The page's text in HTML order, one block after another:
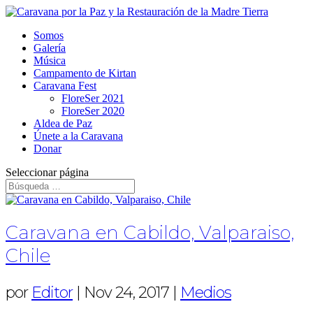
Somos
Galería
Música
Campamento de Kirtan
Caravana Fest
FloreSer 2021
FloreSer 2020
Aldea de Paz
Únete a la Caravana
Donar
Seleccionar página
Caravana en Cabildo, Valparaiso,
Chile
por Editor| Nov 24, 2017 | Medios